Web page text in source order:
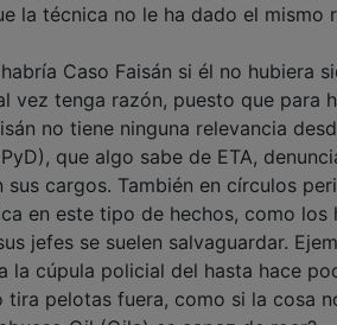
la técnica no le ha dado el mismo
Caso Faisán si él no hubiera
vez tenga razón, puesto que para
no tiene ninguna relevancia
que algo sabe de ETA,
cargos. También en círculos
en este tipo de hechos, como los
jefes se suelen salvaguardar.
la cúpula policial del hasta hace
pelotas fuera, como si la cosa